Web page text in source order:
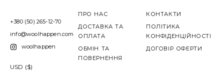
+380 (50) 265-12-70
info@woolhappen.com
woolhappen
USD ($)
ПРО НАС
ДОСТАВКА ТА
ОПЛАТА
ОБМІН ТА
ПОВЕРНЕННЯ
КОНТАКТИ
ПОЛІТИКА
КОНФІДЕНЦІЙНОСТІ
ДОГОВІР ОФЕРТИ